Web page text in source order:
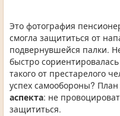
Это фотография
смогла защититься от
подвернувшейся палки.
быстро
такого от престарелого
успех самообороны?
аспекта: не
защититься.